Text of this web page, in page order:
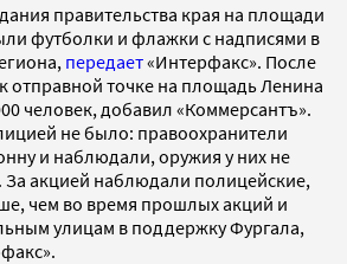
правительства края на площади
футболки и флажки с надписями в
передает«Интерфакс». После
отправной точке на площадь Ленина
человек, добавил «Коммерсантъ».
не было: правоохранители
и наблюдали, оружия у них не
За акцией наблюдали полицейские,
чем во время прошлых акций и
улицам в поддержку Фургала,